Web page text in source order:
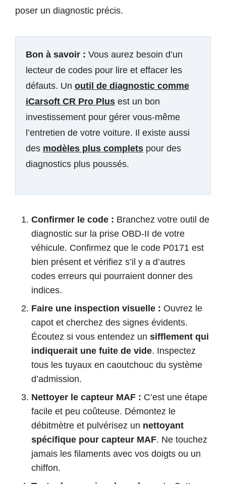
poser un diagnostic précis.
Bon à savoir : Vous aurez besoin d’un
lecteur de codes pour lire et effacer les
défauts. Un outil de diagnostic comme
iCarsoft CR Pro Plus est un bon
investissement pour gérer vous-même
l’entretien de votre voiture. Il existe aussi
des modèles plus complets pour des
diagnostics plus poussés.
Confirmer le code : Branchez votre outil de
diagnostic sur la prise OBD-II de votre
véhicule. Confirmez que le code P0171 est
bien présent et vérifiez s’il y a d’autres
codes erreurs qui pourraient donner des
indices.
Faire une inspection visuelle : Ouvrez le
capot et cherchez des signes évidents.
Écoutez si vous entendez un sifflement qui
indiquerait une fuite de vide. Inspectez
tous les tuyaux en caoutchouc du système
d’admission.
Nettoyer le capteur MAF : C’est une étape
facile et peu coûteuse. Démontez le
débitmètre et pulvérisez un nettoyant
spécifique pour capteur MAF. Ne touchez
jamais les filaments avec vos doigts ou un
chiffon.